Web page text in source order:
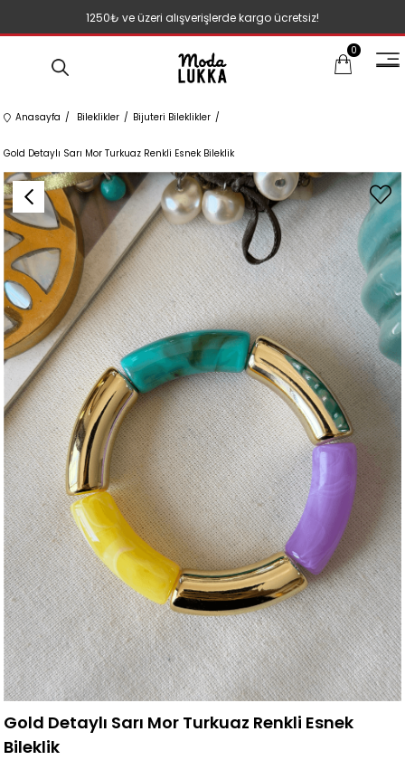
1250₺ ve üzeri alışverişlerde kargo ücretsiz!
0
Anasayfa Bileklikler Bijuteri Bileklikler
Gold Detaylı Sarı Mor Turkuaz Renkli Esnek Bileklik
Gold Detaylı Sarı Mor Turkuaz Renkli Esnek
Bileklik